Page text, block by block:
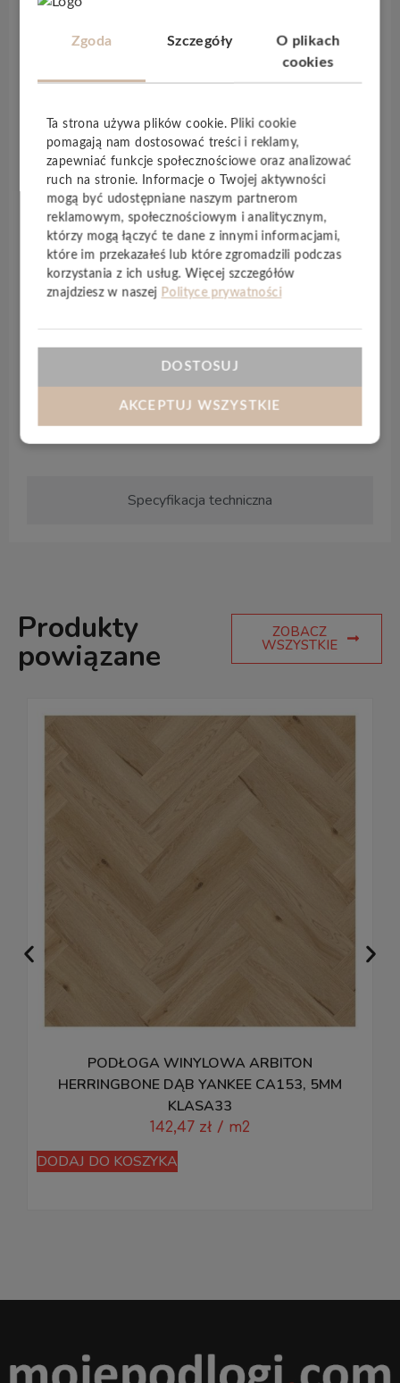
Specyfikacja techniczna
PaneleNUVA Selected Clickpowstały z
nowoczesnego i opatentowanego materiału
Ceramin, który jest już znany z innych serii
panelom wyjątkową trwałość, wyróżniającą się
na tle innych produktów, ekologiczną
produkcjęorazcałkowicie bezpieczny skład
dla ludzi i zwierząt. PaneleNUVAsą
wodoodporne, co sprawia, że doskonale
sprawdzają się w pomieszczeniach
narażonych na wilgoć. Dodatkowo kolekcja
posiadazintegrowany podkłado grubości
w systemie montażu „klik„. Panele
charakteryzują się równieżnajwyższą klasą
, co zapewnia ich
długowieczność.
Produkty
powiązane
ZOBACZ
WSZYSTKIE
PODŁOGA WINYLOWA ARBITON
HERRINGBONE DĄB YANKEE CA153, 5MM
KLASA33
142,47 zł / m2
DODAJ DO KOSZYKA
Zgoda Szczegóły
O plikach
cookies
Ta strona używa plików cookie. Pliki cookie
pomagają nam dostosować treści i reklamy,
zapewniać funkcje społecznościowe oraz analizować
ruch na stronie. Informacje o Twojej aktywności
mogą być udostępniane naszym partnerom
reklamowym, społecznościowym i analitycznym,
którzy mogą łączyć te dane z innymi informacjami,
które im przekazałeś lub które zgromadzili podczas
korzystania z ich usług. Więcej szczegółów
znajdziesz w naszej Polityce prywatności
DOSTOSUJ
AKCEPTUJ WSZYSTKIE